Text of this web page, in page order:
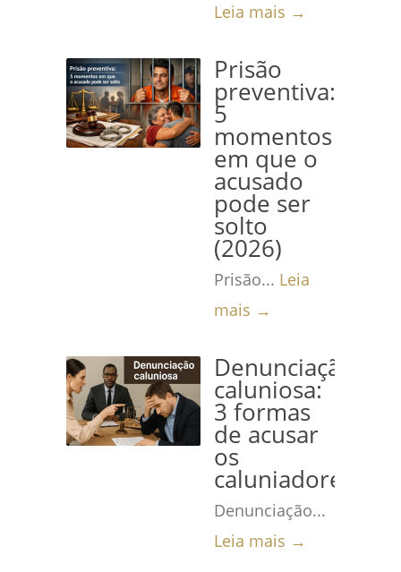
Leia mais →
Prisão
preventiva:
5
momentos
em que o
acusado
pode ser
solto
(2026)
Prisão... Leia
mais →
Denunciação
caluniosa:
3 formas
de acusar
os
caluniadores
Denunciação...
Leia mais →